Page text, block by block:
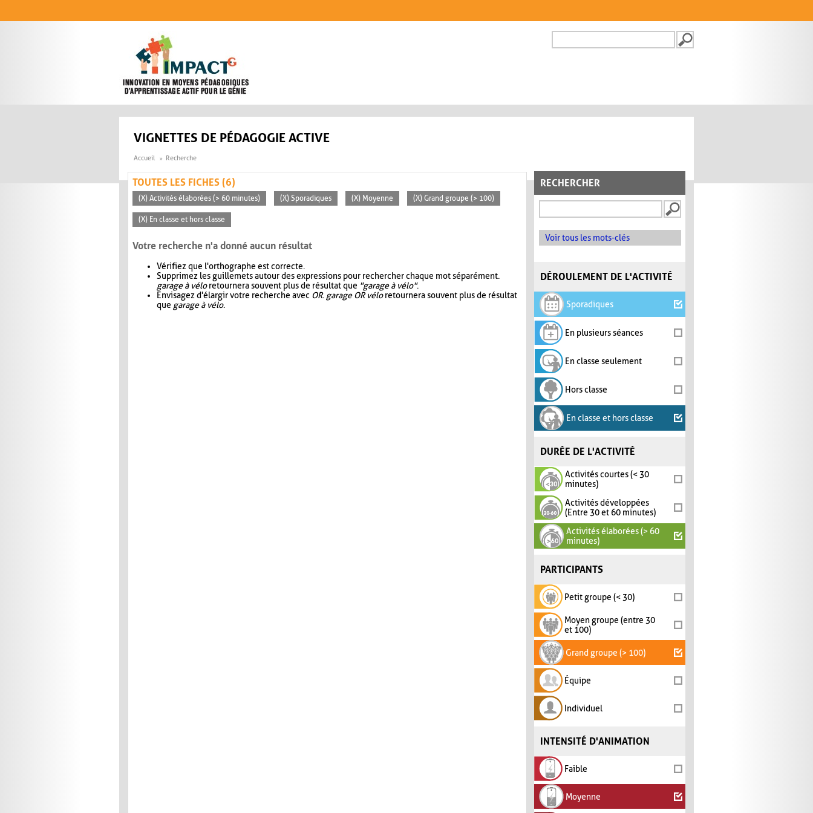
FORMULAIRE DE
VIGNETTES DE PÉDAGOGIE ACTIVE
Accueil Recherche
RECHERCHER
Voir tous les mots-clés
DÉROULEMENT DE L'ACTIVITÉ
Sporadiques
En plusieurs séances
En classe seulement
Hors classe
En classe et hors classe
DURÉE DE L'ACTIVITÉ
Activités courtes (< 30
minutes)
Activités développées
(Entre 30 et 60 minutes)
Activités élaborées (> 60
minutes)
PARTICIPANTS
Petit groupe (< 30)
Moyen groupe (entre 30
et 100)
Grand groupe (> 100)
Équipe
Individuel
INTENSITÉ D'ANIMATION
Faible
Moyenne
TOUTES LES FICHES (6)
(X) Activités élaborées (> 60 minutes) (X) Sporadiques (X) Moyenne (X) Grand groupe (> 100)
(X) En classe et hors classe
Votre recherche n'a donné aucun résultat
Vérifiez que l'orthographe est correcte.
Supprimez les guillemets autour des expressions pour rechercher chaque mot séparément.
garage à véloretournera souvent plus de résultat que "garage à vélo".
Envisagez d'élargir votre recherche avec OR. garage OR véloretournera souvent plus de résultat
que garage à vélo.